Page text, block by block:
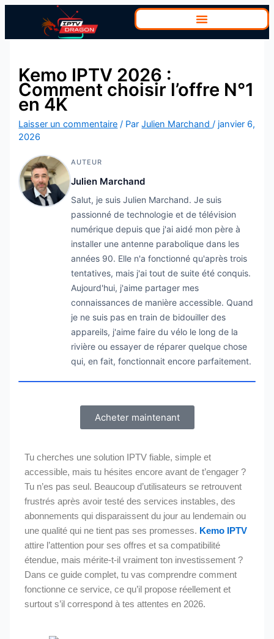
Aller
Kemo IPTV 2026 :
Comment choisir l’offre N°1
en 4K
Laisser un commentaire / ParJulien Marchand / janvier 6,
2026
AUTEUR
Julien Marchand
Salut, je suis Julien Marchand. Je suis
passionné de technologie et de télévision
numérique depuis que j'ai aidé mon père à
installer une antenne parabolique dans les
années 90. Elle n'a fonctionné qu'après trois
tentatives, mais j'ai tout de suite été conquis.
Aujourd'hui, j'aime partager mes
connaissances de manière accessible. Quand
je ne suis pas en train de bidouiller des
appareils, j'aime faire du vélo le long de la
rivière ou essayer de réparer quelque chose
qui, en fait, fonctionnait encore parfaitement.
Acheter maintenant
Tu cherches une solution IPTV fiable, simple et
accessible, mais tu hésites encore avant de t’engager ?
Tu n’es pas seul. Beaucoup d’utilisateurs se retrouvent
frustrés après avoir testé des services instables, des
abonnements qui disparaissent du jour au lendemain ou
une qualité qui ne tient pas ses promesses. Kemo IPTV
attire l’attention pour ses offres et sa compatibilité
étendue, mais mérite-t-il vraiment ton investissement ?
Dans ce guide complet, tu vas comprendre comment
fonctionne ce service, ce qu’il propose réellement et
surtout s’il correspond à tes attentes en 2026.